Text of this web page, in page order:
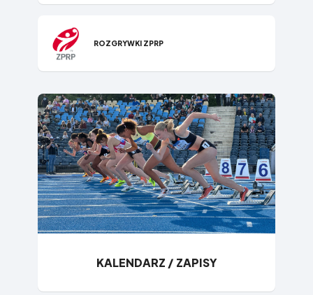
ROZGRYWKI ZPRP
KALENDARZ / ZAPISY